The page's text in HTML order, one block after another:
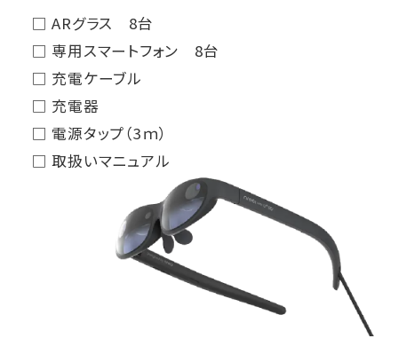
□ ARグラス 8台
□ 専用スマートフォン 8台
□ 充電ケーブル
□ 充電器
□ 電源タップ（3ｍ）
□ 取扱いマニュアル